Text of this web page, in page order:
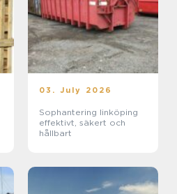
03. July 2026
Sophantering linköping
effektivt, säkert och
hållbart